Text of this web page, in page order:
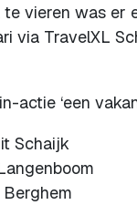
vieren was er
via TravelXL
actie ‘een
Schaijk